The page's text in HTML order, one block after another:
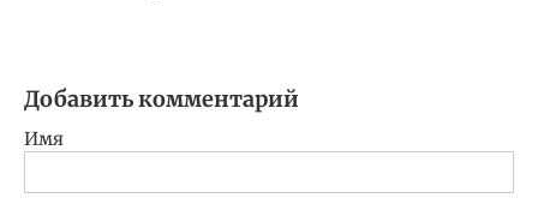
Добавить комментарий
Имя